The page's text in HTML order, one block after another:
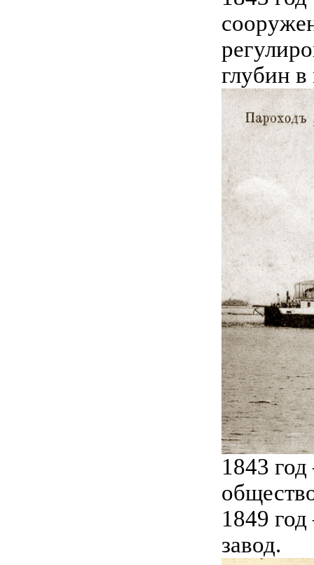
глубин
1843
1849
завод.